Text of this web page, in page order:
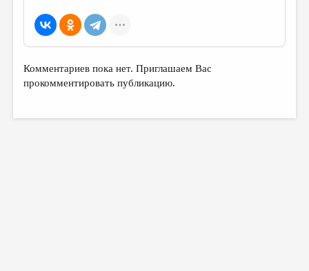
ТРЕДИАКОВСКИЙ
МЕДИА
ВКОНТАКТЕ
Комментариев пока нет. Приглашаем Вас
прокомментировать публикацию.